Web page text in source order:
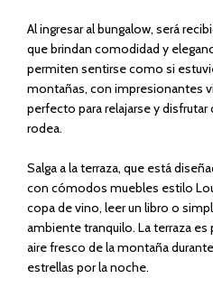
Al ingresar al bungalow, será
que brindan comodidad y
permiten sentirse como si
montañas, con impresionantes
perfecto para relajarse y disfrutar
rodea.
Salga a la terraza, que está
con cómodos muebles estilo
copa de vino, leer un libro o
ambiente tranquilo. La terraza
aire fresco de la montaña
estrellas por la noche.